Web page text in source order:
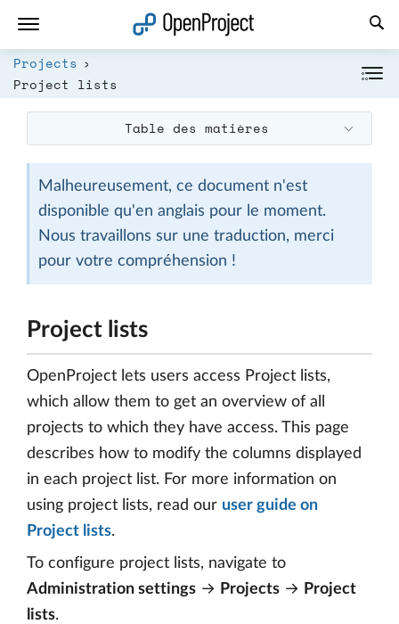
Projects
Project lists
Table des matières
Malheureusement, ce document n'est
disponible qu'en anglais pour le moment.
Nous travaillons sur une traduction, merci
pour votre compréhension !
Project lists
OpenProject lets users access Project lists,
which allow them to get an overview of all
projects to which they have access. This page
describes how to modify the columns displayed
in each project list. For more information on
using project lists, read our user guide on
Project lists.
To configure project lists, navigate to
Administration settings → Projects → Project
lists.
Ouvrir le lien dans un nouvel onglet